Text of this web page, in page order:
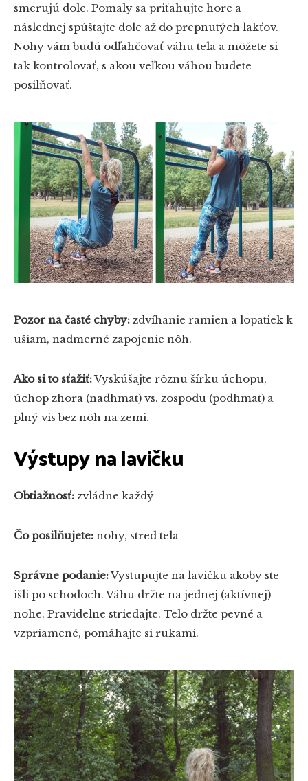
smerujú dole. Pomaly sa priťahujte hore a
následnej spúštajte dole až do prepnutých lakťov.
Nohy vám budú odľahčovať váhu tela a môžete si
tak kontrolovať, s akou veľkou váhou budete
posilňovať.
Pozor na časté chyby: zdvíhanie ramien a lopatiek k
ušiam, nadmerné zapojenie nôh.
Ako si to sťažiť:Vyskúšajte rôznu šírku úchopu,
úchop zhora (nadhmat) vs. zospodu (podhmat) a
plný vis bez nôh na zemi.
Výstupy na lavičku
Obtiažnosť: zvládne každý
Čo posilňujete: nohy, stred tela
Správne podanie:Vystupujte na lavičku akoby ste
išli po schodoch. Váhu držte na jednej (aktívnej)
nohe. Pravidelne striedajte. Telo držte pevné a
vzpriamené, pomáhajte si rukami.